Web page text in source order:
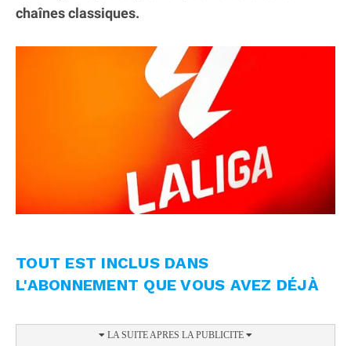
chaînes classiques.
TOUT EST INCLUS DANS
L'ABONNEMENT QUE VOUS AVEZ DÉJÀ